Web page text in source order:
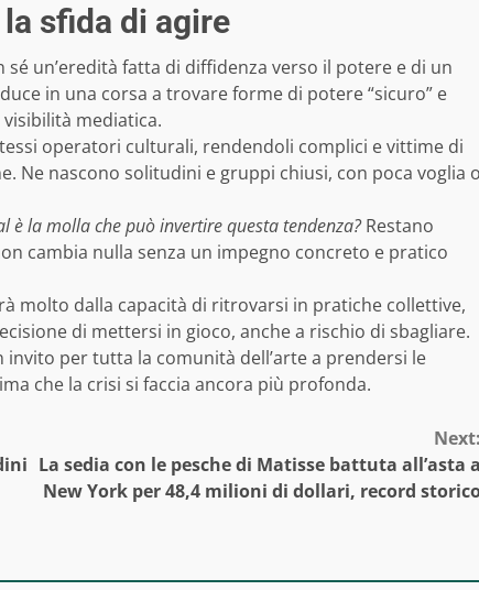
sfida di agire
un’eredità fatta di diffidenza verso il potere e di un
in una corsa a trovare forme di potere “sicuro” e
mediatica.
operatori culturali, rendendoli complici e vittime di
Ne nascono solitudini e gruppi chiusi, con poca voglia
è la molla che può invertire questa tendenza?Restano
cambia nulla senza un impegno concreto e pratico
molto dalla capacità di ritrovarsi in pratiche collettive,
di mettersi in gioco, anche a rischio di sbagliare.
per tutta la comunità dell’arte a prendersi le
che la crisi si faccia ancora più profonda.
La sedia con le pesche di Matisse battuta all’asta
New York per 48,4 milioni di dollari, record